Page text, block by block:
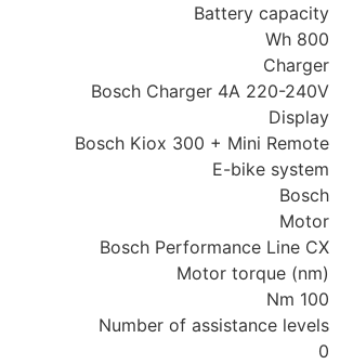
Battery capacity
800 Wh
Charger
Bosch Charger 4A 220-240V
Display
Bosch Kiox 300 + Mini Remote
E-bike system
Bosch
Motor
Bosch Performance Line CX
Motor torque (nm)
100 Nm
Number of assistance levels
0